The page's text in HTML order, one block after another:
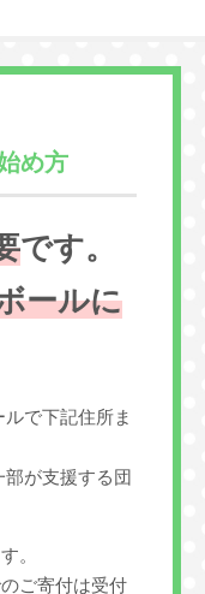
め方
です。
ールに
で下記住所ま
が支援する団
。
ご寄付は受付